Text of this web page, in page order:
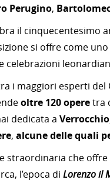
Perugino,
il cinquecentesimo
si offre come
celebrazioni
i maggiori esperti
oltre 120 operetra
dedicata a Verrocchio
, alcune delle quali
straordinaria che
l’epoca di Lorenzo il